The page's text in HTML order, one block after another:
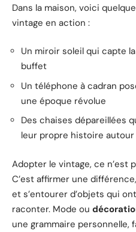
Dans la maison, voici
vintage en action :
Un miroir soleil qui capte
buffet
Un téléphone à cadran
une époque révolue
Des chaises dépareillées
leur propre histoire autour
Adopter le vintage, ce n’est
C’est affirmer une
et s’entourer d’objets qui
raconter. Mode ou
une grammaire personnelle,